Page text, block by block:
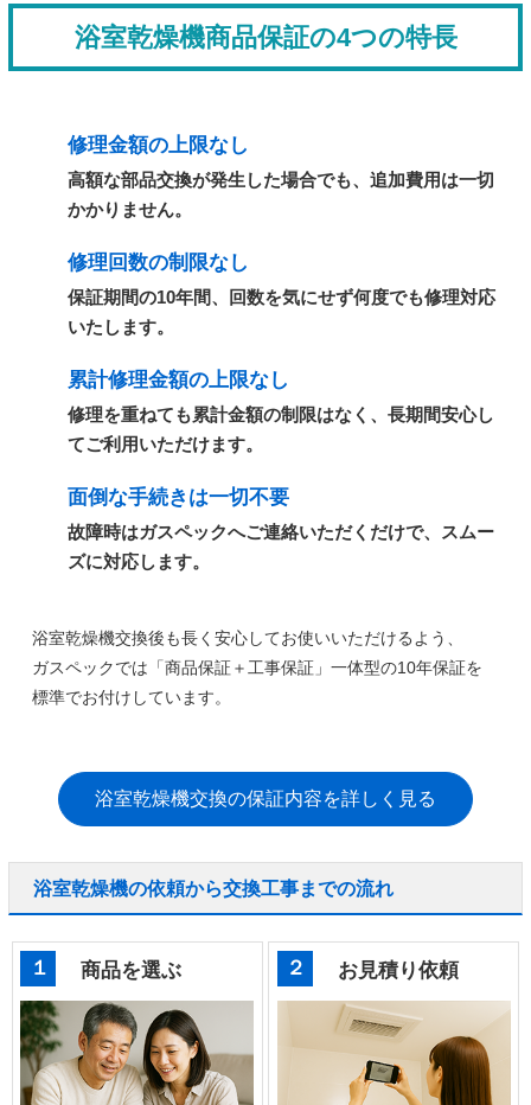
浴室乾燥機商品保証の4つの特長
修理金額の上限なし
高額な部品交換が発生した場合でも、追加費用は一切
かかりません。
修理回数の制限なし
保証期間の10年間、回数を気にせず何度でも修理対応
いたします。
累計修理金額の上限なし
修理を重ねても累計金額の制限はなく、長期間安心し
てご利用いただけます。
面倒な手続きは一切不要
故障時はガスペックへご連絡いただくだけで、スムー
ズに対応します。
浴室乾燥機交換後も長く安心してお使いいただけるよう、
ガスペックでは 「商品保証＋工事保証」一体型の10年保証を
標準でお付けしています。
浴室乾燥機交換の保証内容を詳しく見る
浴室乾燥機の依頼から交換工事までの流れ
１ 商品を選ぶ ２ お見積り依頼